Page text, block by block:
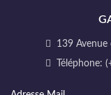
139 Avenue
Téléphone: